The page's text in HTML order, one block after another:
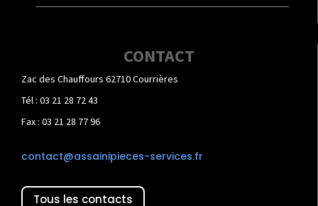
CONTACT
Zac des Chauffours 62710 Courrières
Tél : 03 21 28 72 43
Fax : 03 21 28 77 96
contact@assainipieces-services.fr
Tous les contacts